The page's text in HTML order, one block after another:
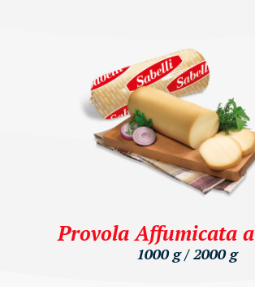
Provola Affumicata
1000 g / 2000 g